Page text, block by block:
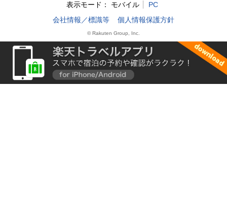
表示モード： モバイル
PC
会社情報／標識等
個人情報保護方針
© Rakuten Group, Inc.